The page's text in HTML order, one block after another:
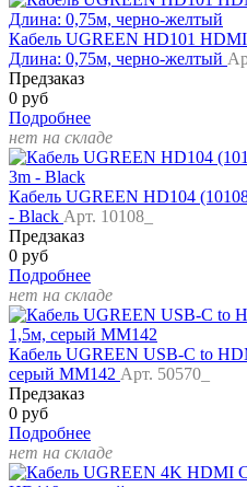
Кабель UGREEN HD101
Длина: 0,75м, черно-желтый
Предзаказ
0 руб
Подробнее
нет на складе
Кабель UGREEN HD104
- Black Арт. 10108_
Предзаказ
0 руб
Подробнее
нет на складе
Кабель UGREEN USB-C to
серый MM142 Арт. 50570_
Предзаказ
0 руб
Подробнее
нет на складе